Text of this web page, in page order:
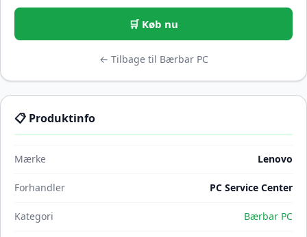
🛒 Køb nu
← Tilbage til Bærbar PC
📋 Produktinfo
Mærke Lenovo
Forhandler PC Service Center
Kategori Bærbar PC